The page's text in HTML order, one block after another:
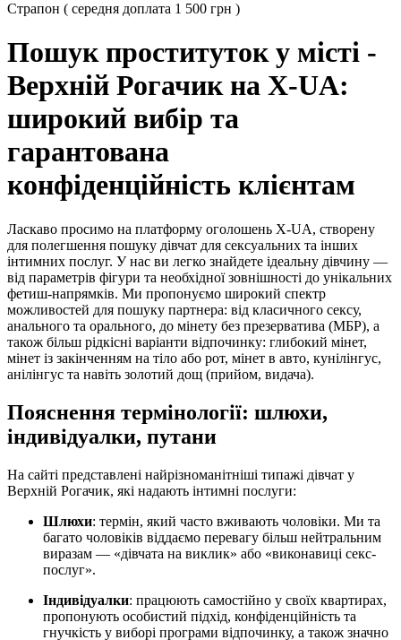
Страпон ( середня доплата 1 500 грн )
Пошук проституток у місті -
Верхній Рогачик на X-UA:
широкий вибір та
гарантована
конфіденційність клієнтам
Ласкаво просимо на платформу оголошень X-UA, створену
для полегшення пошуку дівчат для сексуальних та інших
інтимних послуг. У нас ви легко знайдете ідеальну дівчину —
від параметрів фігури та необхідної зовнішності до унікальних
фетиш-напрямків. Ми пропонуємо широкий спектр
можливостей для пошуку партнера: від класичного сексу,
анального та орального, до мінету без презерватива (МБР), а
також більш рідкісні варіанти відпочинку: глибокий мінет,
мінет із закінченням на тіло або рот, мінет в авто, кунілінгус,
анілінгус та навіть золотий дощ (прийом, видача).
Пояснення термінології: шлюхи,
індивідуалки, путани
На сайті представлені найрізноманітніші типажі дівчат у
Верхній Рогачик, які надають інтимні послуги:
Шлюхи: термін, який часто вживають чоловіки. Ми та
багато чоловіків віддаємо перевагу більш нейтральним
виразам — «дівчата на виклик» або «виконавиці секс-
послуг».
Індивідуалки: працюють самостійно у своїх квартирах,
пропонують особистий підхід, конфіденційність та
гнучкість у виборі програми відпочинку, а також значно